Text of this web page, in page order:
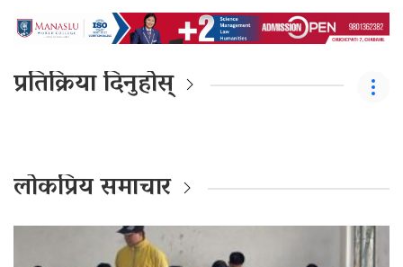
प्रतिक्रिया दिनुहोस्
लोकप्रिय समाचार